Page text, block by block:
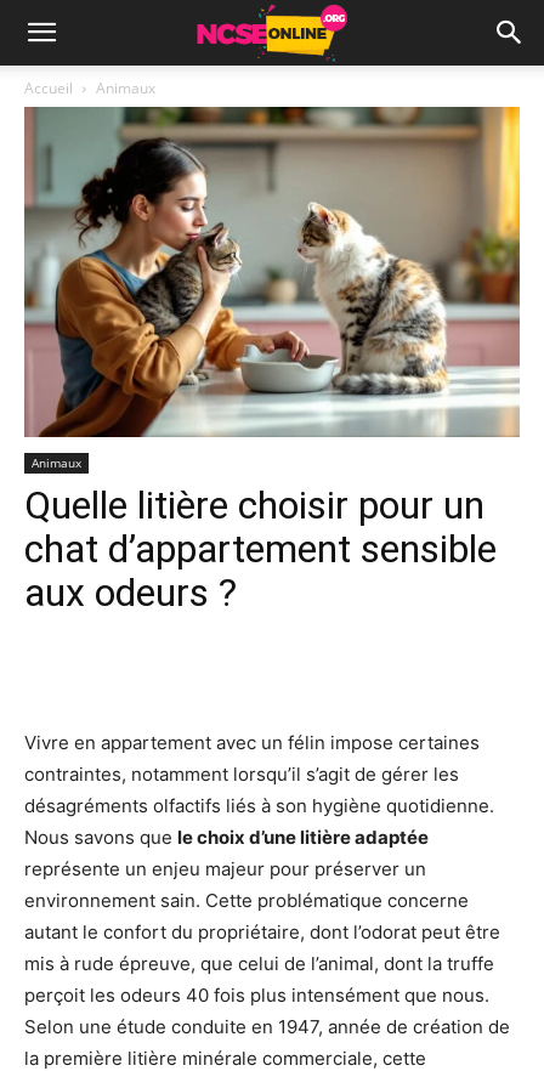
Accueil Animaux
Animaux
Quelle litière choisir pour un
chat d’appartement sensible
aux odeurs ?
Vivre en appartement avec un félin impose certaines
contraintes, notamment lorsqu’il s’agit de gérer les
désagréments olfactifs liés à son hygiène quotidienne.
Nous savons que le choix d’une litière adaptée
représente un enjeu majeur pour préserver un
environnement sain. Cette problématique concerne
autant le confort du propriétaire, dont l’odorat peut être
mis à rude épreuve, que celui de l’animal, dont la truffe
perçoit les odeurs 40 fois plus intensément que nous.
Selon une étude conduite en 1947, année de création de
la première litière minérale commerciale, cette